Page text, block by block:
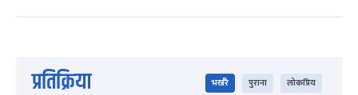
प्रतिक्रिया भर्खरै पुराना लोकप्रिय